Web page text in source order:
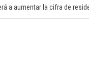
a aumentar la cifra de